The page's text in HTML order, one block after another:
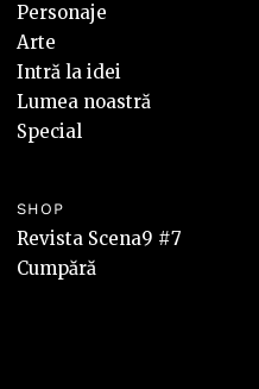
Personaje
Arte
Intră la idei
Lumea noastră
Special
SHOP
Revista Scena9 #7
Cumpără